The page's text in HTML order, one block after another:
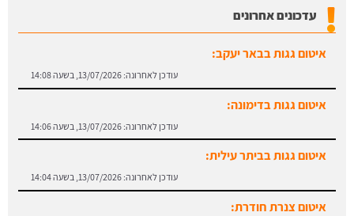
עדכונים אחרונים
איטום גגות בבאר יעקב:
עודכן לאחרונה: 13/07/2026, בשעה 14:08
איטום גגות בדימונה:
עודכן לאחרונה: 13/07/2026, בשעה 14:06
איטום גגות בביתר עילית:
עודכן לאחרונה: 13/07/2026, בשעה 14:04
איטום צנרת חודרת: